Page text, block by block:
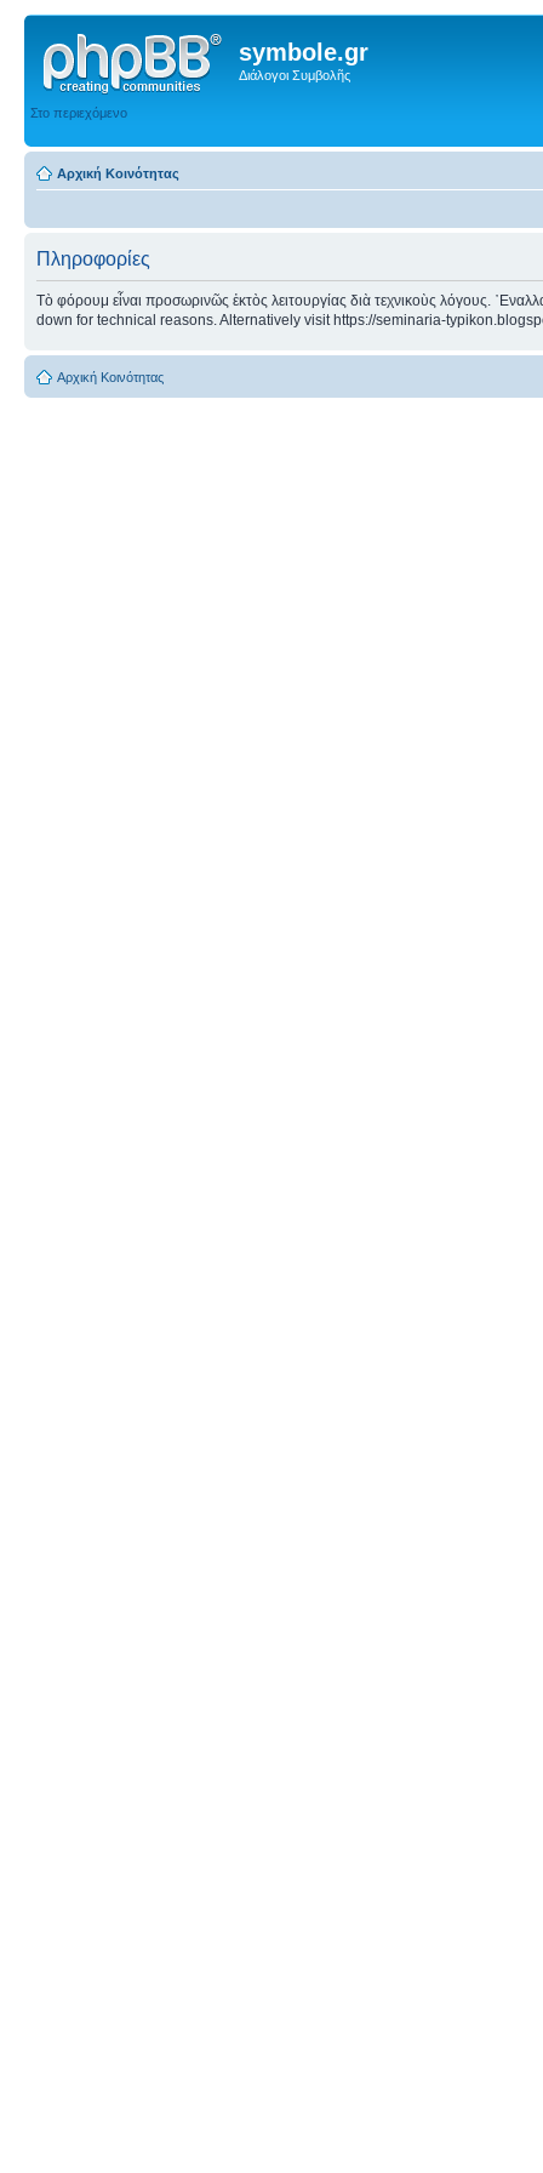
symbole.gr
Διάλογοι Συμβολῆς
Στο περιεχόμενο
Αρχική Κοινότητας
Πληροφορίες
Τὸ φόρουμ εἶναι προσωρινῶς ἐκτὸς λειτουργίας διὰ τεχνικοὺς λόγους.
down for technical reasons. Alternatively visit https://seminaria-
Αρχική Κοινότητας